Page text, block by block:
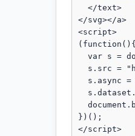
</svg></a>
<script>
(function(){
})();
</script>